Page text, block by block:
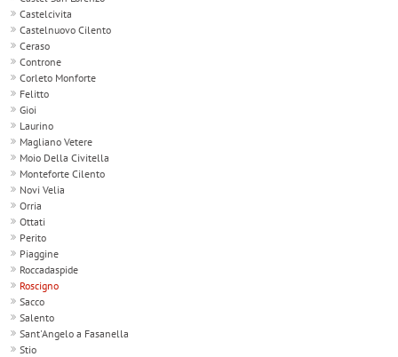
Castelcivita
Castelnuovo Cilento
Ceraso
Controne
Corleto Monforte
Felitto
Gioi
Laurino
Magliano Vetere
Moio Della Civitella
Monteforte Cilento
Novi Velia
Orria
Ottati
Perito
Piaggine
Roccadaspide
Roscigno
Sacco
Salento
Sant'Angelo a Fasanella
Stio